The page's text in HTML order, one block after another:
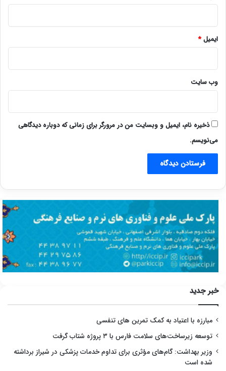
ایمیل*
وب‌ سایت
ذخیره نام، ایمیل و وبسایت من در مرورگر برای زمانی که دوباره دیدگاهی
می‌نویسم.
خبر جدید
مبارزه با اعتیاد به کمک تمرین های تنفسی
توسعه زیرساخت‌های سلامت فارس با ۳ پروژه شتاب گرفت
وزیر بهداشت: گام‌های مؤثری برای تداوم خدمات پزشکی در شیراز برداشته
شده است